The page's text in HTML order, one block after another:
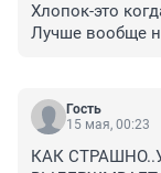
Хлопок-это
Лучше вообще
Гость
15 мая, 00:23
КАК